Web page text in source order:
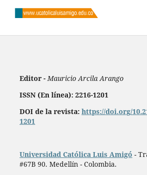
Editor -Mauricio Arcila Arango
ISSN (En línea): 2216-1201
DOI de la revista: https://doi.org/
1201
Universidad Católica Luis Amigó -
#67B 90. Medellín - Colombia.